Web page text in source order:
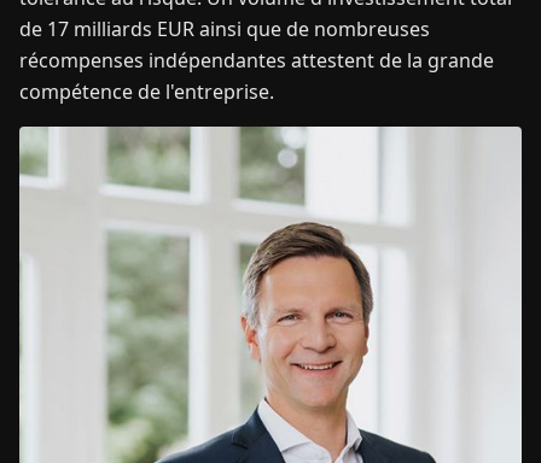
de 17 milliards EUR ainsi que de nombreuses
récompenses indépendantes attestent de la grande
compétence de l'entreprise.